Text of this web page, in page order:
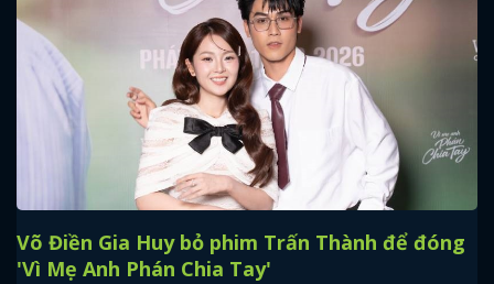
Võ Điền Gia Huy bỏ phim Trấn Thành để đóng
'Vì Mẹ Anh Phán Chia Tay'